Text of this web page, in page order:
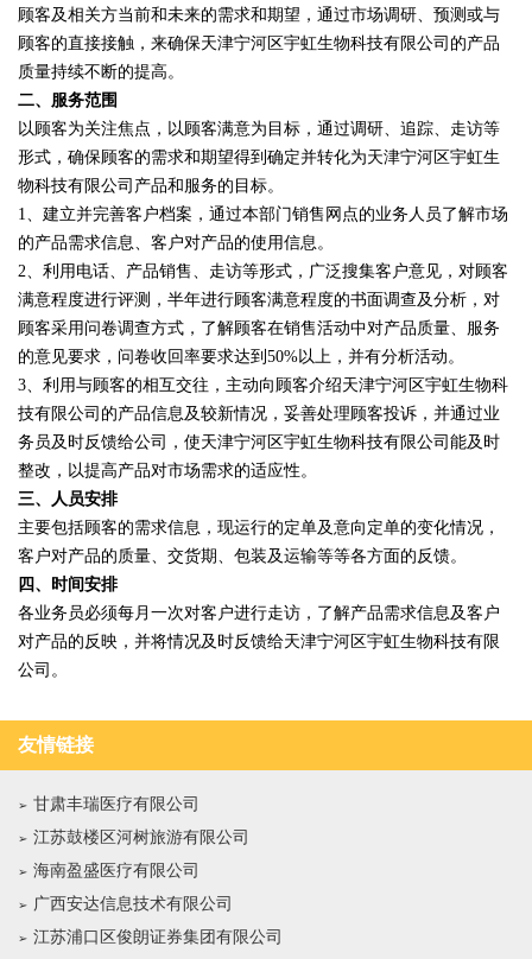
顾客及相关方当前和未来的需求和期望，通过市场调研、预测或与
顾客的直接接触，来确保天津宁河区宇虹生物科技有限公司的产品
质量持续不断的提高。
二、服务范围
以顾客为关注焦点，以顾客满意为目标，通过调研、追踪、走访等
形式，确保顾客的需求和期望得到确定并转化为天津宁河区宇虹生
物科技有限公司产品和服务的目标。
1、建立并完善客户档案，通过本部门销售网点的业务人员了解市场
的产品需求信息、客户对产品的使用信息。
2、利用电话、产品销售、走访等形式，广泛搜集客户意见，对顾客
满意程度进行评测，半年进行顾客满意程度的书面调查及分析，对
顾客采用问卷调查方式，了解顾客在销售活动中对产品质量、服务
的意见要求，问卷收回率要求达到50%以上，并有分析活动。
3、利用与顾客的相互交往，主动向顾客介绍天津宁河区宇虹生物科
技有限公司的产品信息及较新情况，妥善处理顾客投诉，并通过业
务员及时反馈给公司，使天津宁河区宇虹生物科技有限公司能及时
整改，以提高产品对市场需求的适应性。
三、人员安排
主要包括顾客的需求信息，现运行的定单及意向定单的变化情况，
客户对产品的质量、交货期、包装及运输等等各方面的反馈。
四、时间安排
各业务员必须每月一次对客户进行走访，了解产品需求信息及客户
对产品的反映，并将情况及时反馈给天津宁河区宇虹生物科技有限
公司。
友情链接
甘肃丰瑞医疗有限公司
江苏鼓楼区河树旅游有限公司
海南盈盛医疗有限公司
广西安达信息技术有限公司
江苏浦口区俊朗证券集团有限公司